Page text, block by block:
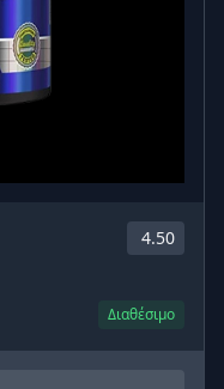
4.50
Διαθέσιμο